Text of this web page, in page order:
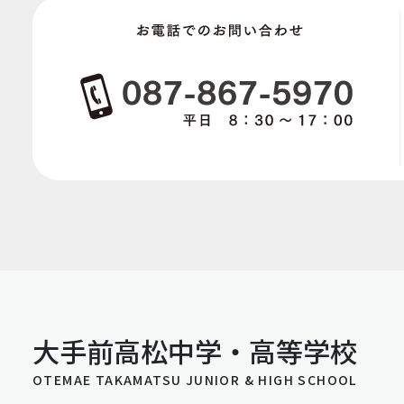
大手前高松中学・高等学校
OTEMAE TAKAMATSU JUNIOR & HIGH SCHOOL